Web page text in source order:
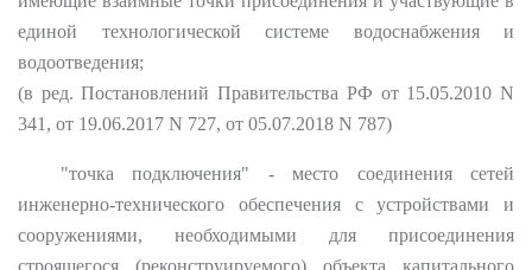
единой технологической системе водоснабжения и
водоотведения;
(в ред. Постановлений Правительства РФ от 15.05.2010 N
341, от 19.06.2017 N 727, от 05.07.2018 N 787)
"точка подключения" - место соединения сетей
инженерно-технического обеспечения с устройствами и
сооружениями, необходимыми для присоединения
строящегося (реконструируемого) объекта капитального